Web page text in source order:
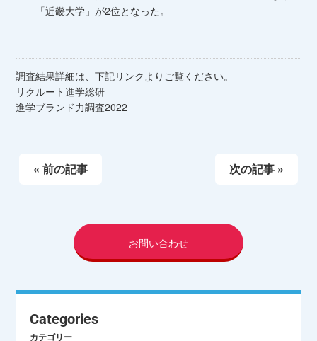
「近畿大学」が2位となった。
調査結果詳細は、下記リンクよりご覧ください。
リクルート進学総研
進学ブランド力調査2022
« 前の記事 次の記事 »
お問い合わせ
Categories
カテゴリー